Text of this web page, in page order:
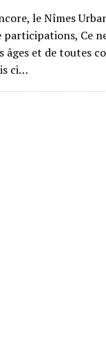
le Nîmes
Ce
âges et de toutes
ci…